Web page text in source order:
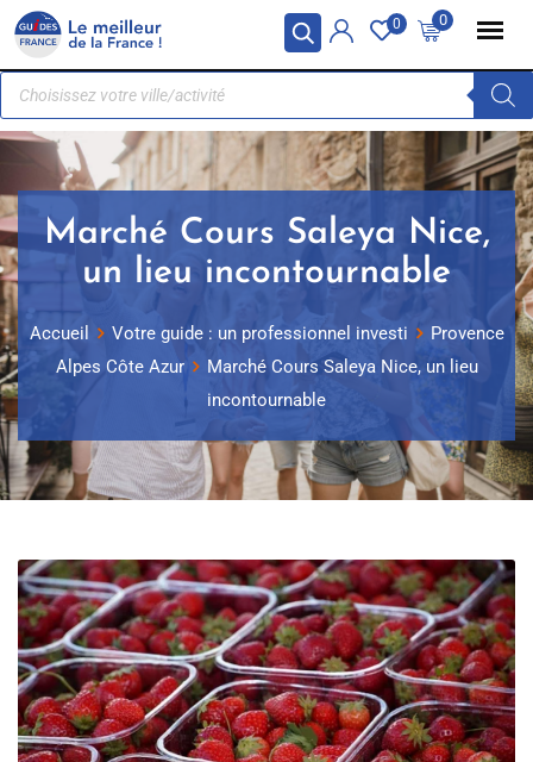
Panneau de gestion des cookies 0
0
Marché Cours Saleya Nice,
un lieu incontournable
Accueil Votre guide : un professionnel investi
Provence
Alpes Côte Azur
Marché Cours Saleya Nice, un lieu
incontournable